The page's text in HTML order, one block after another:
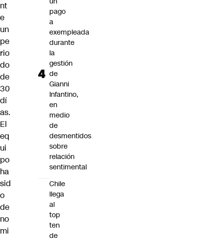
nt
e
un
pe
rio
do
de
30
dí
as.
El
eq
ui
po
ha
sid
o
de
no
mi
pago
a
exempleada
durante
la
gestión
de
Gianni
Infantino,
en
medio
de
desmentidos
sobre
relación
sentimental
Chile
llega
al
top
ten
de